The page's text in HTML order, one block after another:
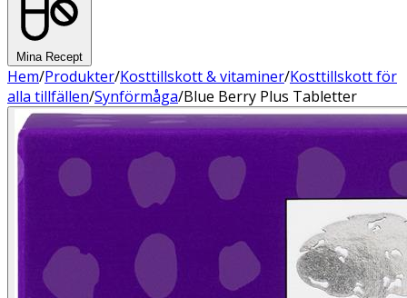
Mina Recept
Hem/Produkter/Kosttillskott & vitaminer/Kosttillskott för
alla tillfällen/Synförmåga/Blue Berry Plus Tabletter